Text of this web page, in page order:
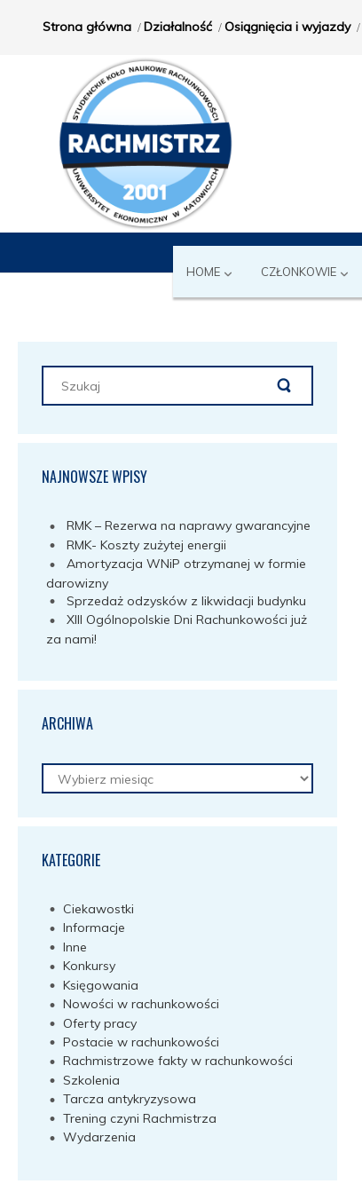
Strona główna Działalność Osiągnięcia i wyjazdy
HOME CZŁONKOWIE
NAJNOWSZE WPISY
RMK – Rezerwa na naprawy gwarancyjne
RMK- Koszty zużytej energii
Amortyzacja WNiP otrzymanej w formie
darowizny
Sprzedaż odzysków z likwidacji budynku
XIII Ogólnopolskie Dni Rachunkowości już
za nami!
ARCHIWA
Archiwa
KATEGORIE
Ciekawostki
Informacje
Inne
Konkursy
Księgowania
Nowości w rachunkowości
Oferty pracy
Postacie w rachunkowości
Rachmistrzowe fakty w rachunkowości
Szkolenia
Tarcza antykryzysowa
Trening czyni Rachmistrza
Wydarzenia